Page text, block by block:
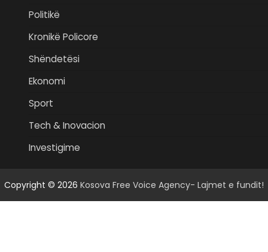
Politikë
Kronikë Policore
Shëndetësi
Ekonomi
Sport
Tech & Inovacion
Investigime